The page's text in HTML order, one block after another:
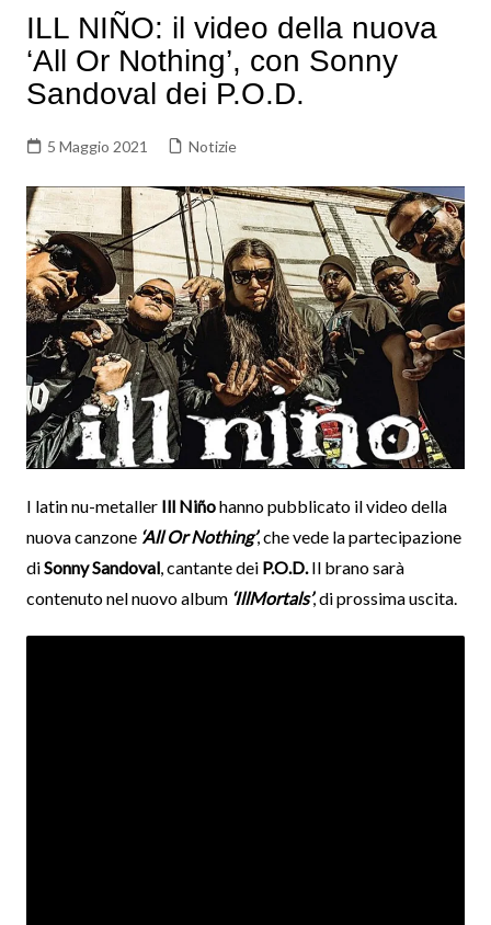
ILL NIÑO: il video della nuova
‘All Or Nothing’, con Sonny
Sandoval dei P.O.D.
5 Maggio 2021 Notizie
I latin nu-metaller Ill Niñohanno pubblicato il video della
nuova canzone ‘All Or Nothing’, che vede la partecipazione
diSonny Sandoval, cantante dei P.O.D. Il brano sarà
contenuto nel nuovo album ‘IllMortals’, di prossima uscita.